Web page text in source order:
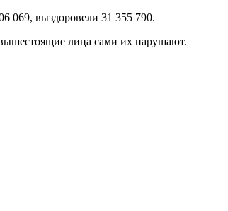
069, выздоровели 31 355 790.
лица сами их нарушают.